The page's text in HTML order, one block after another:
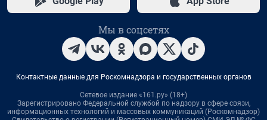
Мы в соцсетях
Контактные данные для Роскомнадзора и государственных органов
Сетевое издание «161.ру» (18+)
Зарегистрировано Федеральной службой по надзору в сфере связи,
информационных технологий и массовых коммуникаций (Роскомнадзор)